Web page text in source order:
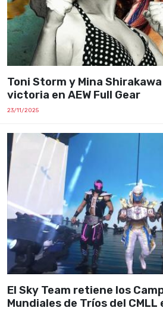
Toni Storm y Mina
victoria en AEW Full Gear
23/11/2025
El Sky Team retiene los
Mundiales de Tríos del CMLL